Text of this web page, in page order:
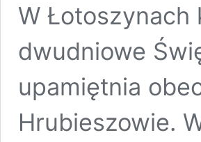
W Łotoszynach
dwudniowe
upamiętnia
Hrubieszowie.